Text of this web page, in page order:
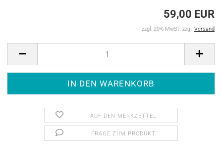
59,00 EUR
zzgl. 20% MwSt. zzgl. Versand
AUF DEN MERKZETTEL
FRAGE ZUM PRODUKT